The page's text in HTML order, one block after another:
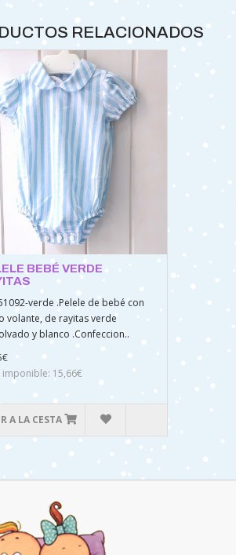
RELACIONADOS
BEBÉ VERDE
51092-verde .Pelele de bebé con
volante, de rayitas verde
y blanco .Confeccion..
imponible: 15,66€
A LA CESTA